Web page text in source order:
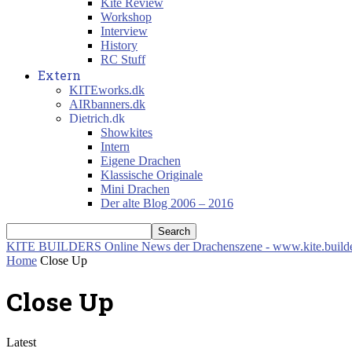
Kite Review
Workshop
Interview
History
RC Stuff
Extern
KITEworks.dk
AIRbanners.dk
Dietrich.dk
Showkites
Intern
Eigene Drachen
Klassische Originale
Mini Drachen
Der alte Blog 2006 – 2016
KITE BUILDERS Online News der Drachenszene -
Home Close Up
Close Up
Latest